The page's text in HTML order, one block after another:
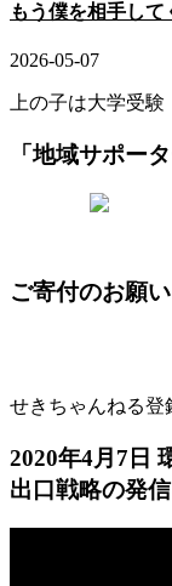
もう僕を相手し
2026-05-07
上の子は大学受
「地域サポー
ご寄付のお願い
せきちゃんねる登
2020年4月7日
出口戦略の発